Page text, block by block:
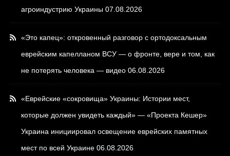
агроиндустрию Украины 07.08.2026
«Это капец»: откровенный разговор с ортодоксальным
еврейским капелланом ВСУ — о фронте, вере и том, как
не потерять человека — видео 06.08.2026
«Еврейские «сокровища» Украины: Истории мест,
которые должен увидеть каждый» — «Проекта Кешер»
Украина инициировал освещение еврейских памятных
мест по всей Украине 06.08.2026